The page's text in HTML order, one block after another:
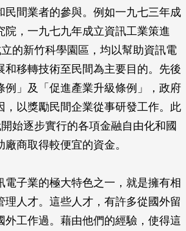
民間業者的參與。例如一九七三年成
院，一九七九年成立資訊工業策進
的新竹科學園區，均以幫助資訊電
和移轉技術至民間為主要目的。先後
例」及「促進產業升級條例」，政府
，以獎勵民間企業從事研發工作。此
始逐步實行的各項金融自由化和國
商取得較便宜的資金。
電子業的極大特色之一，就是擁有相
理人才。這些人才，有許多從國外留
外工作過。藉由他們的經驗，使得這